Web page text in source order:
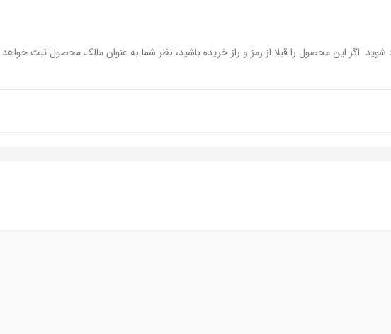
اگر این محصول را قبلا از رمز و راز خریده باشید، نظر شما به عنوان مالک محصول ثبت